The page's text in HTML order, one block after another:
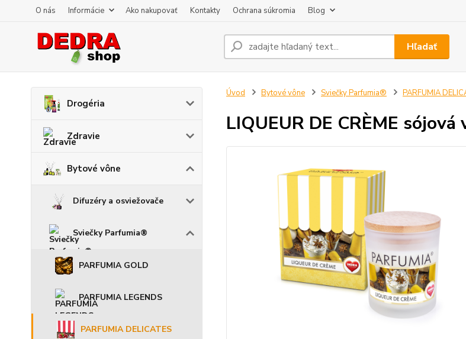
O nás Informácie Ako nakupovať Kontakty Ochrana súkromia Blog
Hľadať
Drogéria
Zdravie
Bytové vône
Difuzéry a osviežovače
Sviečky Parfumia®
PARFUMIA GOLD
PARFUMIA LEGENDS
PARFUMIA DELICATES
Úvod Bytové vône Sviečky Parfumia® PARFUMIA
LIQUEUR DE CRÈME